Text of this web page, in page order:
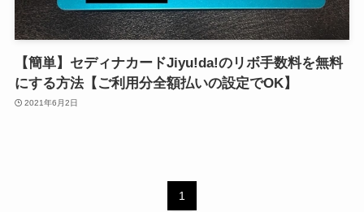
【簡単】セディナカードJiyu!da!のリボ手数料を無料
にする方法【ご利用分全額払いの設定でOK】
2021年6月2日
1